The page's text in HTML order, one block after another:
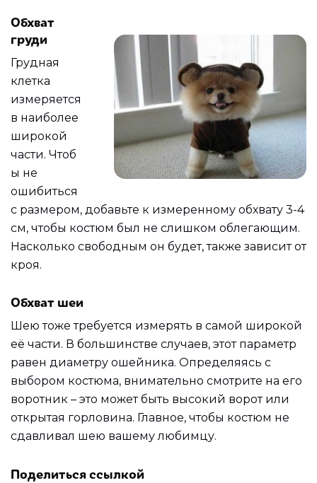
Обхват
груди
Грудная
клетка
измеряется
в наиболее
широкой
части. Чтоб
ы не
ошибиться
с размером, добавьте к измеренному обхвату 3-4
см, чтобы костюм был не слишком облегающим.
Насколько свободным он будет, также зависит от
кроя.
Обхват шеи
Шею тоже требуется измерять в самой широкой
её части. В большинстве случаев, этот параметр
равен диаметру ошейника. Определяясь с
выбором костюма, внимательно смотрите на его
воротник – это может быть высокий ворот или
открытая горловина. Главное, чтобы костюм не
сдавливал шею вашему любимцу.
Поделиться ссылкой